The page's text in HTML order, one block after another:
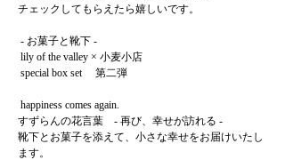
チェックしてもらえたら嬉しいです。
すずらんの花言葉　- 再び、幸せが訪れる -
靴下とお菓子を添えて、小さな幸せをお届けいたし
ます。